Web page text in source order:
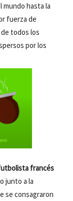
mundo hasta la
fuerza de
todos los
por los
francés
junto a la
se consagraron